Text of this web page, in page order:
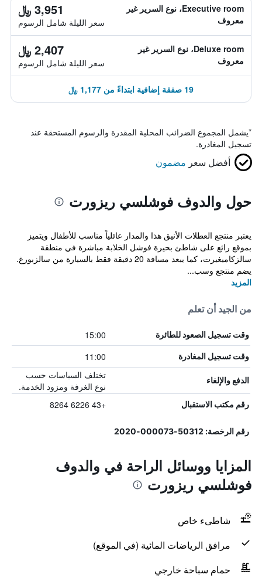
Executive room، نوع السرير غير
معروف
3,951 ﷼
سعر الليلة شامل الرسوم
Deluxe room، نوع السرير غير
معروف
2,407 ﷼
سعر الليلة شامل الرسوم
19 صفقة إضافية ابتداءً من 1,177 ﷼
*يشمل المجموع الضرائب المحلية المقدرة والرسوم المستحقة عند
تسجيل المغادرة.
أفضل سعر مضمون
حول والدوف فوشلسي ريزورت
يعتبر منتجع العطلات الأنيق هذا والمدار عائلياً مناسب للأطفال ويتميز
بموقع رائع على شاطئ بحيرة فوشل الخلابة مباشرة في منطقة
سالزكاميغيرت، كما يبعد مسافة 20 دقيقة فقط بالسيارة من سالزبورغ.
يضم منتجع وسب...
المزيد
من الجيد أن تعلم
وقت تسجيل الصعود للطائرة 15:00
وقت تسجيل المغادرة 11:00
الدفع والإلغاء
تختلف السياسات حسب
نوع الغرفة ومزود الخدمة.
رقم مكتب الاستقبال +43 6226 8264
رقم الرخصة: 50312-000073-2020
المزايا ووسائل الراحة في والدوف
فوشلسي ريزورت
شاطىء خاص
مرافق الرياضات المائية (في الموقع)
حمام سباحة خارجي